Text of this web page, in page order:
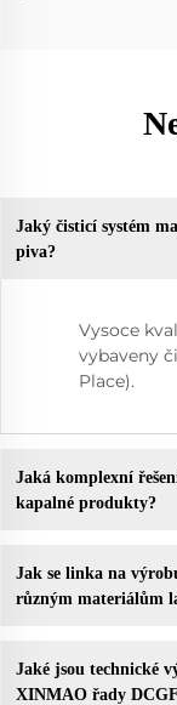
Jaký čisticí systém
piva?
Vysoce
vybaveny
Place).
Jaká komplexní
kapalné produkty?
Jak se linka na
různým materiálům
Jaké jsou technické
XINMAO řady